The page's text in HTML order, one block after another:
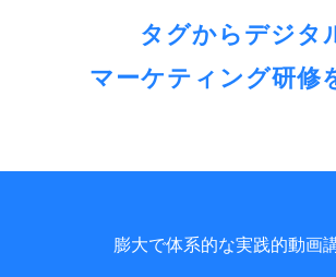
タグからデジタ
マーケティング研修
膨大で体系的な実践的動画